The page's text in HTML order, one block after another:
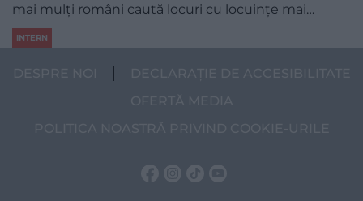
mai mulți români caută locuri cu locuințe mai…
INTERN